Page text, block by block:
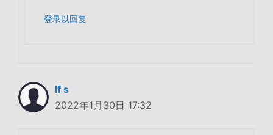
登录以回复
lf s
2022年1月30日 17:32